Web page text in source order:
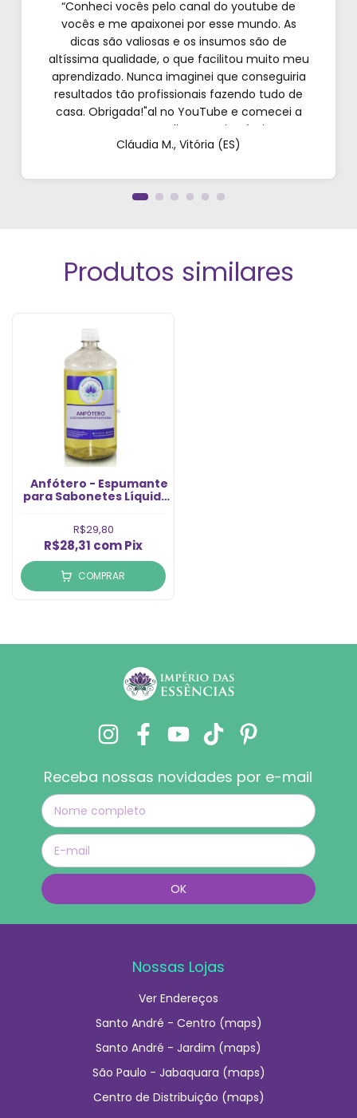
“Conheci vocês pelo canal do youtube de
vocês e me apaixonei por esse mundo. As
dicas são valiosas e os insumos são de
altíssima qualidade, o que facilitou muito meu
aprendizado. Nunca imaginei que conseguiria
resultados tão profissionais fazendo tudo de
casa. Obrigada!"al no YouTube e comecei a
testar em casa. As dicas são incríveis e os
produtos são exatamente como mostram nos
perfumes!”
Cláudia M., Vitória (ES)
Produtos similares
Anfótero - Espumante
para Sabonetes Líquidos
Cocoamidopropilbetaína
(1l)
R$29,80
R$28,31 comPix
COMPRAR
Receba nossas novidades por e-mail
Nossas Lojas
Ver Endereços
Santo André - Centro (maps)
Santo André - Jardim (maps)
São Paulo - Jabaquara (maps)
Centro de Distribuição (maps)